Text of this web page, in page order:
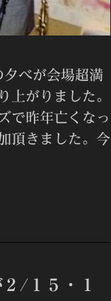
べが会場超満
上がりました。
で昨年亡くなっ
頂きました。今
/１５・１